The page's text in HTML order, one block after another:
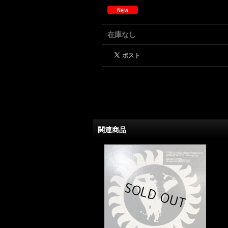
在庫なし
関連商品